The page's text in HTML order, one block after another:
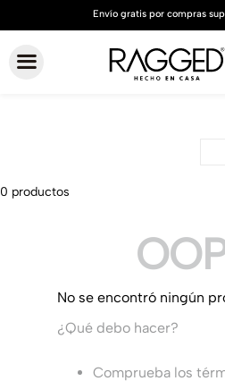
0 productos
No se encontró ningún
¿Qué debo hacer?
Comprueba los